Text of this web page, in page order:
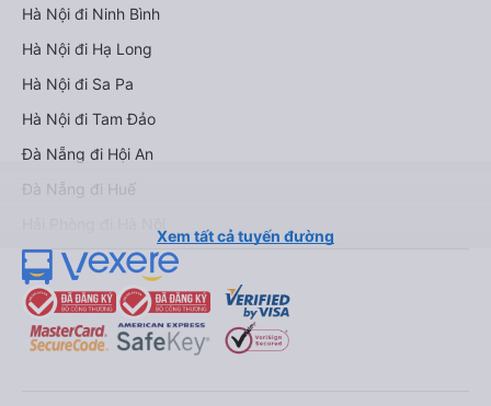
Hà Nội đi Ninh Bình
Hà Nội đi Hạ Long
Hà Nội đi Sa Pa
Hà Nội đi Tam Đảo
Đà Nẵng đi Hội An
Đà Nẵng đi Huế
Xem tất cả tuyến đường